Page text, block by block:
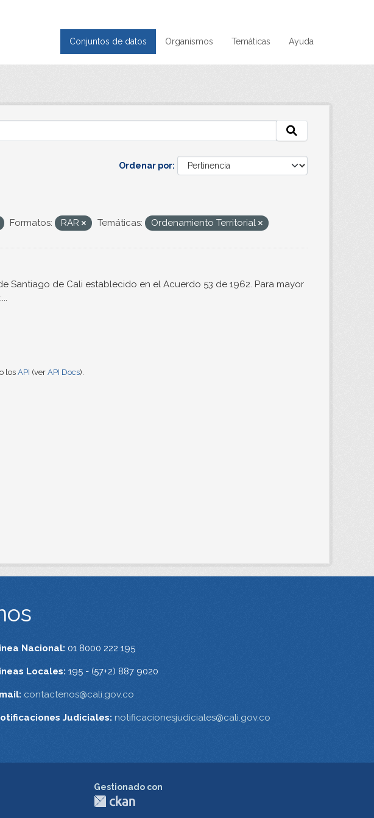
Conjuntos de datos Organismos Temáticas Ayuda
Ordenar por
Formatos: RAR Temáticas: Ordenamiento Territorial
Santiago de Cali establecido en el Acuerdo 53 de 1962. Para mayor
los API (ver API Docs).
Nacional: 01 8000 222 195
Locales: 195 - (57+2) 887 9020
contactenos@cali.gov.co
Judiciales: notificacionesjudiciales@cali.gov.co
Gestionado con